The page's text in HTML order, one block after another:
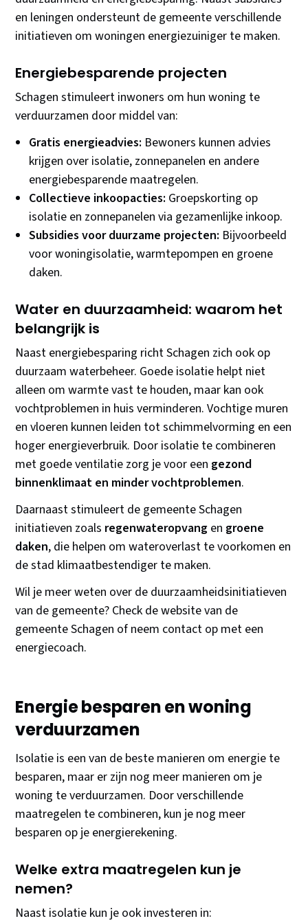
en leningen ondersteunt de gemeente verschillende
initiatieven om woningen energiezuiniger te maken.
Energiebesparende projecten
Schagen stimuleert inwoners om hun woning te
verduurzamen door middel van:
Gratis energieadvies: Bewoners kunnen advies
krijgen over isolatie, zonnepanelen en andere
energiebesparende maatregelen.
Collectieve inkoopacties: Groepskorting op
isolatie en zonnepanelen via gezamenlijke inkoop.
Subsidies voor duurzame projecten: Bijvoorbeeld
voor woningisolatie, warmtepompen en groene
daken.
Water en duurzaamheid: waarom het
belangrijk is
Naast energiebesparing richt Schagen zich ook op
duurzaam waterbeheer. Goede isolatie helpt niet
alleen om warmte vast te houden, maar kan ook
vochtproblemen in huis verminderen. Vochtige muren
en vloeren kunnen leiden tot schimmelvorming en een
hoger energieverbruik. Door isolatie te combineren
met goede ventilatie zorg je voor een gezond
binnenklimaat en minder vochtproblemen.
Daarnaast stimuleert de gemeente Schagen
initiatieven zoals regenwateropvang en groene
daken, die helpen om wateroverlast te voorkomen en
de stad klimaatbestendiger te maken.
Wil je meer weten over de duurzaamheidsinitiatieven
van de gemeente? Check de website van de
gemeente Schagen of neem contact op met een
energiecoach.
Energie besparen en woning
verduurzamen
Isolatie is een van de beste manieren om energie te
besparen, maar er zijn nog meer manieren om je
woning te verduurzamen. Door verschillende
maatregelen te combineren, kun je nog meer
besparen op je energierekening.
Welke extra maatregelen kun je
nemen?
Naast isolatie kun je ook investeren in: